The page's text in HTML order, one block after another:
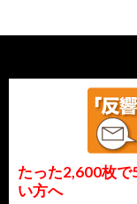
たった2,600枚で
い方へ